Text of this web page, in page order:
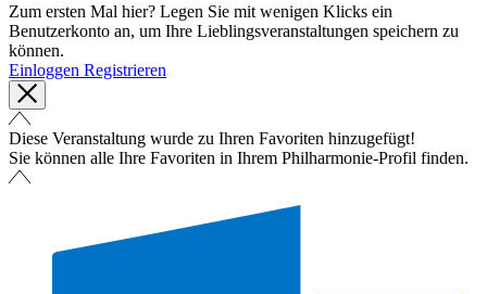
Zum ersten Mal hier? Legen Sie mit wenigen Klicks ein
Benutzerkonto an, um Ihre Lieblingsveranstaltungen speichern zu
können.
Einloggen Registrieren
Diese Veranstaltung wurde zu Ihren Favoriten hinzugefügt!
Sie können alle Ihre Favoriten in Ihrem Philharmonie-Profil finden.